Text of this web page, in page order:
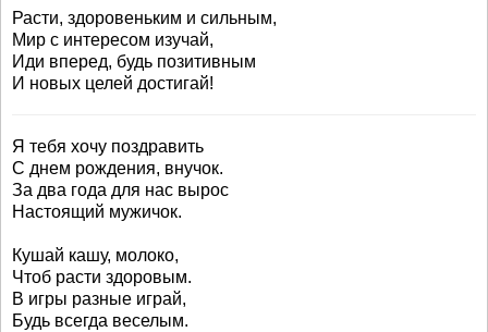
Расти, здоровеньким и сильным,
Мир с интересом изучай,
Иди вперед, будь позитивным
И новых целей достигай!
Я тебя хочу поздравить
С днем рождения, внучок.
За два года для нас вырос
Настоящий мужичок.
Кушай кашу, молоко,
Чтоб расти здоровым.
В игры разные играй,
Будь всегда веселым.